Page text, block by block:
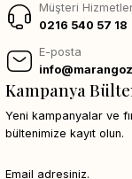
Müşteri
0216 540 57 18
E-posta
Kampanya
Yeni kampanyalar ve
bültenimize kayıt olun.